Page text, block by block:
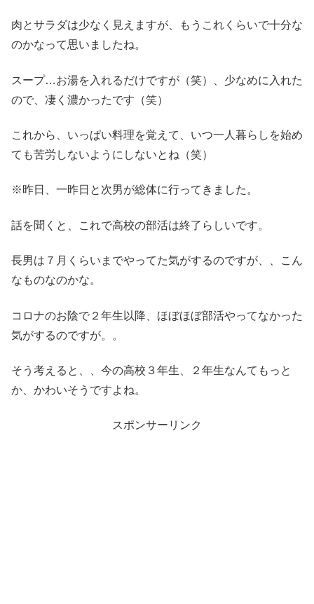
肉とサラダは少なく見えますが、もうこれくらいで十分な
のかなって思いましたね。
スープ…お湯を入れるだけですが（笑）、少なめに入れた
ので、凄く濃かったです（笑）
これから、いっぱい料理を覚えて、いつ一人暮らしを始め
ても苦労しないようにしないとね（笑）
※昨日、一昨日と次男が総体に行ってきました。
話を聞くと、これで高校の部活は終了らしいです。
長男は７月くらいまでやってた気がするのですが、、こん
なものなのかな。
コロナのお陰で２年生以降、ほぼほぼ部活やってなかった
気がするのですが。。
そう考えると、、今の高校３年生、２年生なんてもっと
か、かわいそうですよね。
スポンサーリンク